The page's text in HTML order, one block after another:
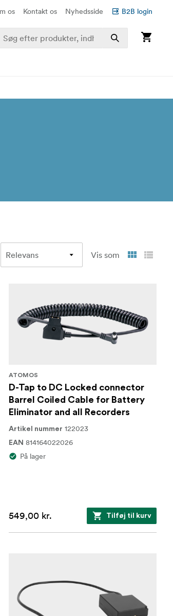
os Kontakt os Nyhedsside B2B login
Vis som
ATOMOS
D-Tap to DC Locked connector
Barrel Coiled Cable for Battery
Eliminator and all Recorders
Artikel nummer 122023
EAN 814164022026
På lager
549,00 kr. Tilføj til kurv